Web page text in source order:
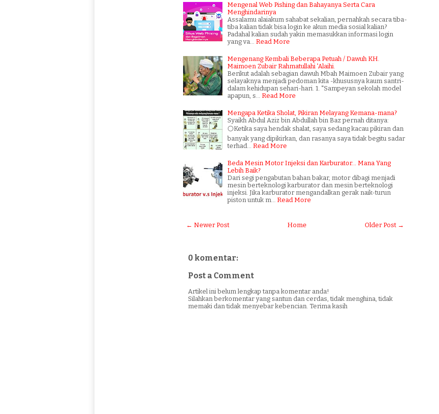
Mengenal Web Pishing dan Bahayanya Serta Cara
Menghindarinya
Assalamu alaiakum sahabat sekalian, pernahkah secara tiba-
tiba kalian tidak bisa login ke akun media sosial kalian?
Padahal kalian sudah yakin memasukkan informasi login
yang va…
Read More
Mengenang Kembali Beberapa Petuah / Dawuh KH.
Maimoen Zubair Rahmatullahi 'Alaihi.
Berikut adalah sebagian dawuh Mbah Maimoen Zubair yang
selayaknya menjadi pedoman kita -khususnya kaum santri-
dalam kehidupan sehari-hari. 1. "Sampeyan sekolah model
apapun, s…
Read More
Mengapa Ketika Sholat, Pikiran Melayang Kemana-mana?
Syaikh Abdul Aziz bin Abdullah bin Baz pernah ditanya:
⚪Ketika saya hendak shalat, saya sedang kacau pikiran dan
banyak yang dipikirkan, dan rasanya saya tidak begitu sadar
terhad…
Read More
Beda Mesin Motor Injeksi dan Karburator... Mana Yang
Lebih Baik?
Dari segi pengabutan bahan bakar, motor dibagi menjadi
mesin berteknologi karburator dan mesin berteknologi
injeksi. Jika karburator mengandalkan gerak naik-turun
piston untuk m…
Read More
← Newer Post Older Post →
Home
0 komentar:
Post a Comment
Artikel ini belum lengkap tanpa komentar anda!
Silahkan berkomentar yang santun dan cerdas, tidak menghina, tidak
memaki dan tidak menyebar kebencian. Terima kasih